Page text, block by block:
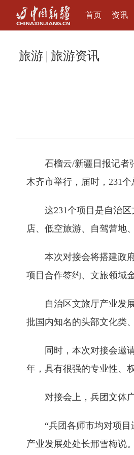
首页 资讯
旅游 | 旅游资讯
石榴云/新疆日报记者
木齐市举行，届时，231
这231个项目是自治
店、低空旅游、自驾营地
本次对接会将搭建政
项目合作签约、文旅领域
自治区文旅厅产业发
批国内知名的头部文化类
同时，本次对接会邀
年，具有很强的专业性、
对接会上，兵团文体
“兵团各师市均对项
产业发展处处长邢雪梅说。